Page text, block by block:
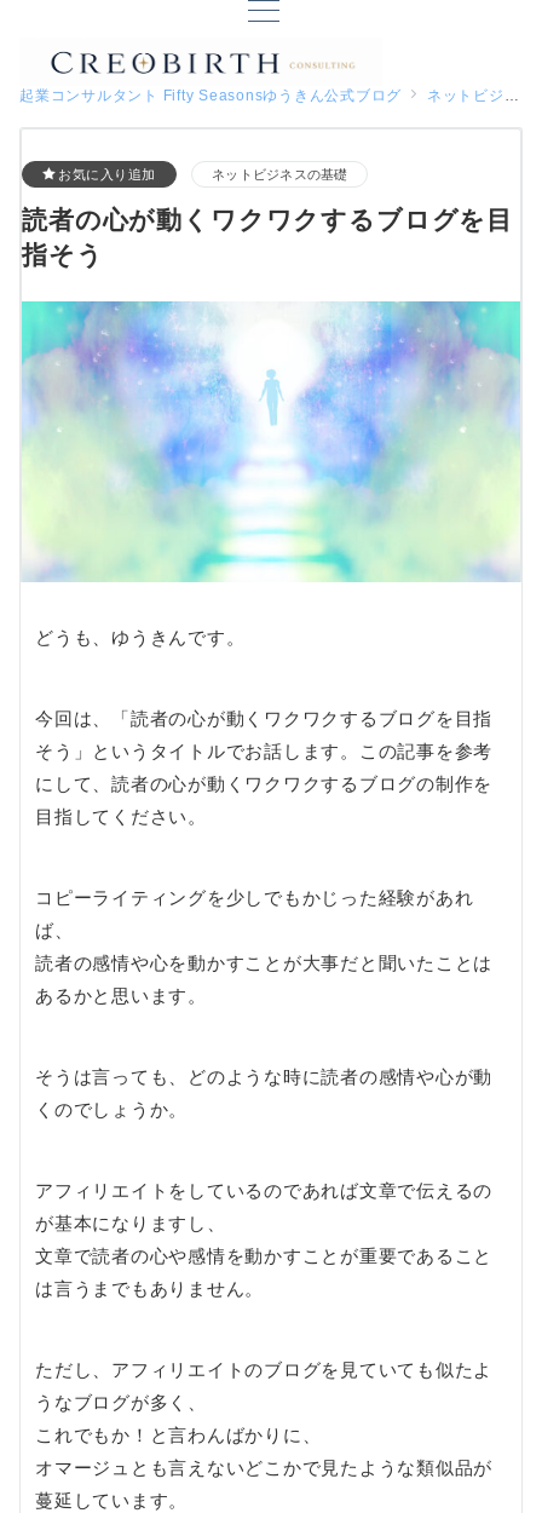
起業コンサルタント Fifty Seasonsゆうきん公式ブログ ネットビジネスの基礎
お気に入り追加 ネットビジネスの基礎
読者の心が動くワクワクするブログを目
指そう
どうも、ゆうきんです。
今回は、「読者の心が動くワクワクするブログを目指
そう」というタイトルでお話します。この記事を参考
にして、読者の心が動くワクワクするブログの制作を
目指してください。
コピーライティングを少しでもかじった経験があれ
ば、
読者の感情や心を動かすことが大事だと聞いたことは
あるかと思います。
そうは言っても、どのような時に読者の感情や心が動
くのでしょうか。
アフィリエイトをしているのであれば文章で伝えるの
が基本になりますし、
文章で読者の心や感情を動かすことが重要であること
は言うまでもありません。
ただし、アフィリエイトのブログを見ていても似たよ
うなブログが多く、
これでもか！と言わんばかりに、
オマージュとも言えないどこかで見たような類似品が
蔓延しています。